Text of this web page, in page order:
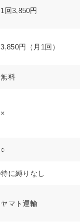
1回3,850円
3,850円（月1回）
無料
×
○
特に縛りなし
ヤマト運輸